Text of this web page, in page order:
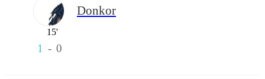
Donkor
15'
1 - 0